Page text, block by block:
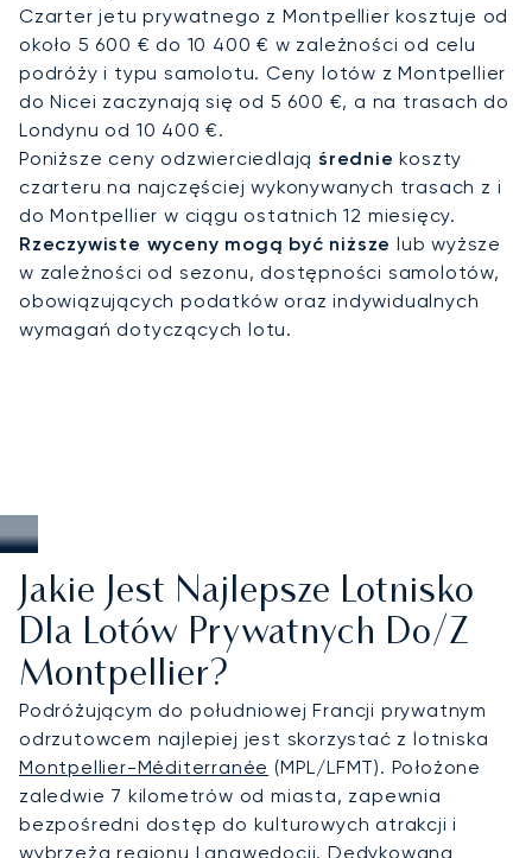
Mogą Państwo podróżować z całkowitym
spokojem, wiedząc, że nasze blisko
dwudziestoletnie doświadczenie obejmuje
skuteczne radzenie sobie z największymi
globalnymi wyzwaniami, co gwarantuje, że nasi
klienci zawsze docierają do celu. Ta sprawdzona
odporność jest dla Państwa gwarancją, że
prywatna podróż do Montpellier zostanie
zorganizowana z najwyższą operacyjną
doskonałością, co pozwoli Państwu skupić się na
tym, co najważniejsze.
Czarter jetu prywatnego z Montpellier kosztuje od
około 5 600 € do 10 400 € w zależności od celu
podróży i typu samolotu. Ceny lotów z Montpellier
do Nicei zaczynają się od 5 600 €, a na trasach do
Londynu od 10 400 €.
Poniższe ceny odzwierciedlają średnie koszty
czarteru na najczęściej wykonywanych trasach z i
do Montpellier w ciągu ostatnich 12 miesięcy.
Rzeczywiste wyceny mogą być niższe lub wyższe
w zależności od sezonu, dostępności samolotów,
obowiązujących podatków oraz indywidualnych
wymagań dotyczących lotu.
Jakie Jest Najlepsze Lotnisko
Dla Lotów Prywatnych Do/z
Montpellier?
Podróżującym do południowej Francji prywatnym
odrzutowcem najlepiej jest skorzystać z lotniska
Montpellier-Méditerranée (MPL/LFMT). Położone
zaledwie 7 kilometrów od miasta, zapewnia
bezpośredni dostęp do kulturowych atrakcji i
wybrzeża regionu Langwedocji. Dedykowana